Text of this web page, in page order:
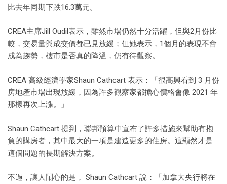
比去年同期下跌16.3萬元。
CREA主席Jill Oudil表示，雖然市場仍然十分活躍，但與2月份比
較，交易量與成交價都已見放緩；但她表示，1個月的表現不會
成為趨勢，樓市是否真的降溫，仍有待觀察。
CREA 高級經濟學家Shaun Cathcart 表示：「很高興看到 3 月份
房地產市場出現放緩，因為許多觀察家都擔心價格會像 2021 年
那樣再次上漲。」
Shaun Cathcart 提到，聯邦預算中宣布了許多措施來幫助有抱
負的購房者，其中最大的一項是建造更多的住房。這顯然才是
這個問題的長期解決方案。
不過，讓人鬧心的是， Shaun Cathcart 說：「加拿大央行將在